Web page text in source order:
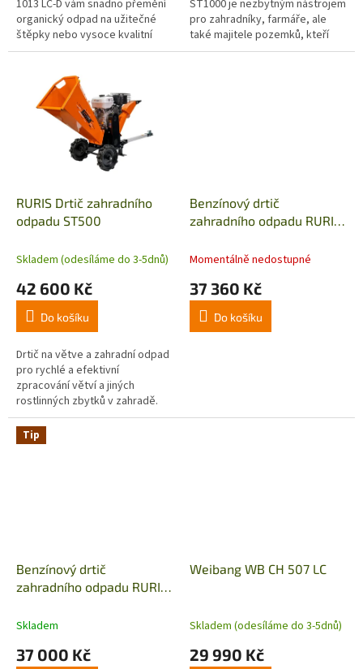
1013 LC-D vám snadno přemění
organický odpad na užitečné
štěpky nebo vysoce kvalitní
kompost.
ST1000 je nezbytným nástrojem
pro zahradníky, farmáře, ale
také majitele pozemků, kteří
chtějí efektivně nakládat s
RURIS Drtič zahradního
odpadu ST500
Skladem (odesíláme do 3-5dnů)
42 600 Kč
Do košíku
Drtič na větve a zahradní odpad
pro rychlé a efektivní
zpracování větví a jiných
rostlinných zbytků v zahradě.
Spolehlivý pomocník při jarním
či podzimním úklidu. Zbaví
zahradu...
Benzínový drtič
zahradního odpadu RURIS
Momentálně nedostupné
37 360 Kč
Do košíku
Tip
Benzínový drtič
zahradního odpadu RURIS
Skladem
37 000 Kč
Weibang WB CH 507 LC
Skladem (odesíláme do 3-5dnů)
29 990 Kč